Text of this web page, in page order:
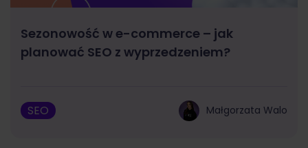
Sezonowość w e-commerce – jak
planować SEO z wyprzedzeniem?
SEO Małgorzata Walo